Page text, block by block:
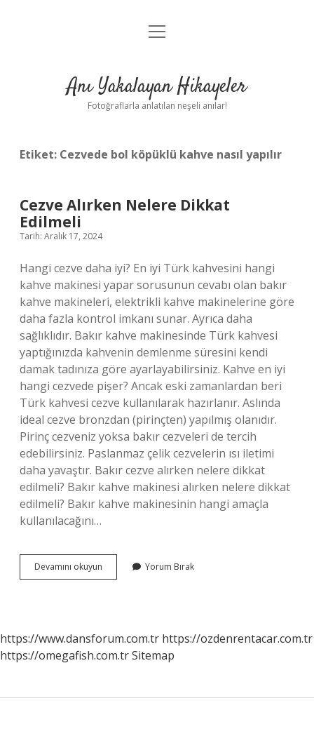
Anasayfa
Yasal Uyarı
menüyü
Anı Yakalayan Hikayeler
Fotoğraflarla anlatılan neşeli anılar!
Etiket: Cezvede bol köpüklü kahve nasıl yapılır
Cezve Alırken Nelere Dikkat
Edilmeli
Tarih: Aralık 17, 2024
Hangi cezve daha iyi? En iyi Türk kahvesini hangi
kahve makinesi yapar sorusunun cevabı olan bakır
kahve makineleri, elektrikli kahve makinelerine göre
daha fazla kontrol imkanı sunar. Ayrıca daha
sağlıklıdır. Bakır kahve makinesinde Türk kahvesi
yaptığınızda kahvenin demlenme süresini kendi
damak tadınıza göre ayarlayabilirsiniz. Kahve en iyi
hangi cezvede pişer? Ancak eski zamanlardan beri
Türk kahvesi cezve kullanılarak hazırlanır. Aslında
ideal cezve bronzdan (pirinçten) yapılmış olanıdır.
Pirinç cezveniz yoksa bakır cezveleri de tercih
edebilirsiniz. Paslanmaz çelik cezvelerin ısı iletimi
daha yavaştır. Bakır cezve alırken nelere dikkat
edilmeli? Bakır kahve makinesi alırken nelere dikkat
edilmeli? Bakır kahve makinesinin hangi amaçla
kullanılacağını…
Devamını okuyun
Alırken
Yorum Bırak
https://www.dansforum.com.tr https://ozdenrentacar.com.tr
https://omegafish.com.trSitemap